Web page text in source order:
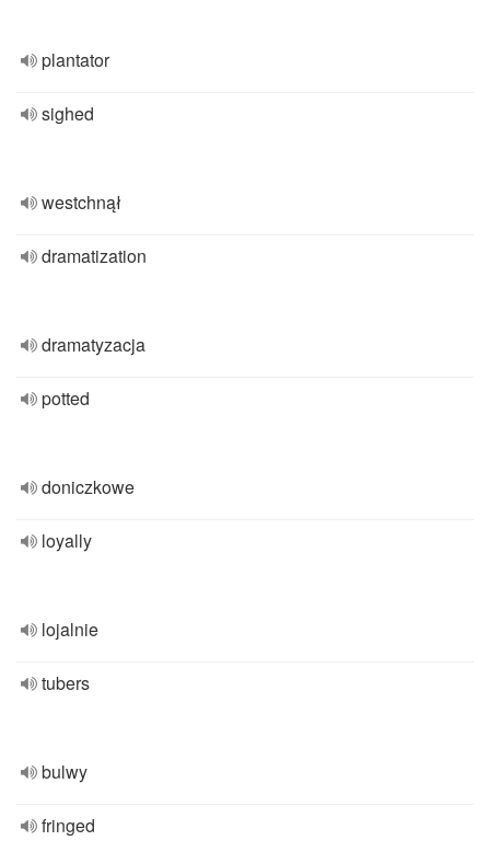
plantator
sighed
westchnął
dramatization
dramatyzacja
potted
doniczkowe
loyally
lojalnie
tubers
bulwy
fringed